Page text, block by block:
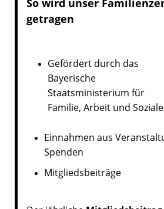
So wird unser
getragen
Gefördert durch das
Bayerische
Staatsministerium für
Familie, Arbeit und
Einnahmen aus
Spenden
Mitgliedsbeiträge